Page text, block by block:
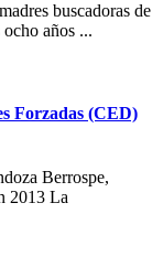
buscadoras de
años ...
Forzadas (CED)
Berrospe,
2013 La